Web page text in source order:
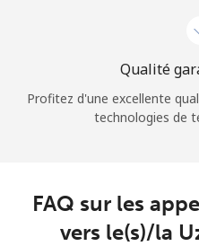
Qualité
Profitez d'une excellente
technologies de
FAQ sur les
vers le(s)/la